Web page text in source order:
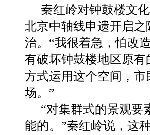
秦红岭对钟鼓楼文
北京中轴线申遗开启
治。“我很着急，怕改
有破坏钟鼓楼地区原
方式运用这个空间，
场。”
“对集群式的景观要
能的。”秦红岭说，这